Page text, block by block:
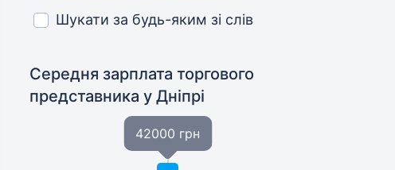
Шукати за будь-яким зі слів
Середня зарплата торгового
представникау Дніпрі
42000 грн